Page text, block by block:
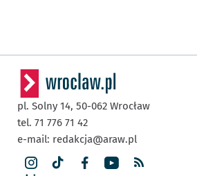
pl. Solny 14, 50-062 Wrocław
tel. 71 776 71 42
e-mail: redakcja@araw.pl